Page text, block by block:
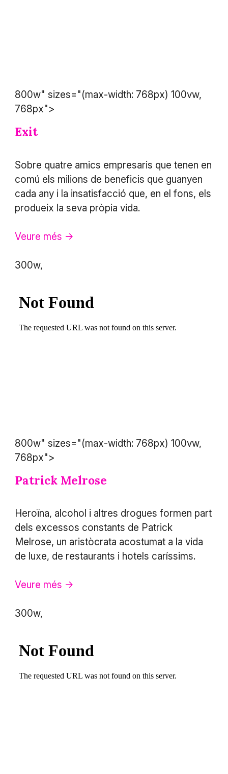
800w" sizes="(max-width: 768px) 100vw,
768px">
Exit
Sobre quatre amics empresaris que tenen en
comú els milions de beneficis que guanyen
cada any i la insatisfacció que, en el fons, els
produeix la seva pròpia vida.
Veure més ->
300w,
800w" sizes="(max-width: 768px) 100vw,
768px">
Patrick Melrose
Heroïna, alcohol i altres drogues formen part
dels excessos constants de Patrick
Melrose, un aristòcrata acostumat a la vida
de luxe, de restaurants i hotels caríssims.
Veure més ->
300w,